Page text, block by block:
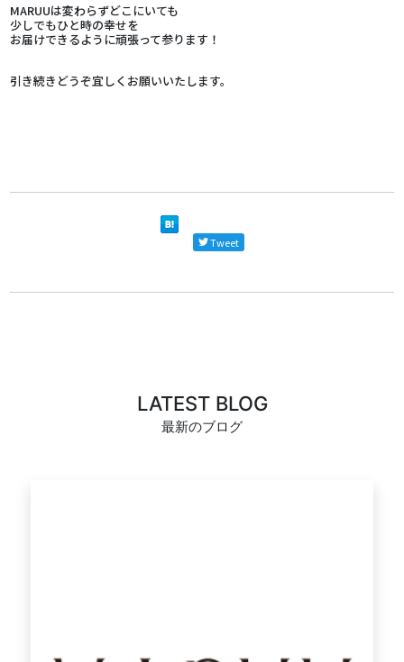
MARUUは変わらずどこにいても
少しでもひと時の幸せを
お届けできるように頑張って参ります！
引き続きどうぞ宜しくお願いいたします。
Tweet
LATEST BLOG
最新のブログ